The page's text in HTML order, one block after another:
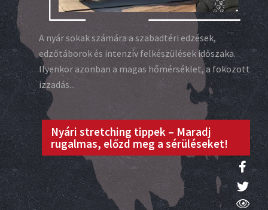
A nyár sokak számára a szabadtéri edzések,
edzőtáborok és intenzív felkészülések időszaka.
Ilyenkor azonban a magas hőmérséklet, a fokozott
izzadás...
Nyári stretching tippek – Maradj
rugalmas, előzd meg a sérüléseket!